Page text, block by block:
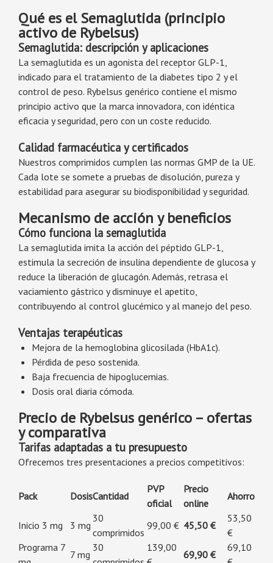
Qué es el Semaglutida (principio
activo de Rybelsus)
Semaglutida: descripción y aplicaciones
La semaglutida es un agonista del receptor GLP-1,
indicado para el tratamiento de la diabetes tipo 2 y el
control de peso. Rybelsus genérico contiene el mismo
principio activo que la marca innovadora, con idéntica
eficacia y seguridad, pero con un coste reducido.
Calidad farmacéutica y certificados
Nuestros comprimidos cumplen las normas GMP de la UE.
Cada lote se somete a pruebas de disolución, pureza y
estabilidad para asegurar su biodisponibilidad y seguridad.
Mecanismo de acción y beneficios
Cómo funciona la semaglutida
La semaglutida imita la acción del péptido GLP-1,
estimula la secreción de insulina dependiente de glucosa y
reduce la liberación de glucagón. Además, retrasa el
vaciamiento gástrico y disminuye el apetito,
contribuyendo al control glucémico y al manejo del peso.
Ventajas terapéuticas
Mejora de la hemoglobina glicosilada (HbA1c).
Pérdida de peso sostenida.
Baja frecuencia de hipoglucemias.
Dosis oral diaria cómoda.
Precio de Rybelsus genérico – ofertas
y comparativa
Tarifas adaptadas a tu presupuesto
Ofrecemos tres presentaciones a precios competitivos:
Pack DosisCantidad
PVP
oficial
Precio
online
Ahorro
Inicio 3 mg 3 mg
30
comprimidos
99,00 € 45,50 €
53,50
€
Programa 7
7 mg
30
139,00
69,90 €
69,10